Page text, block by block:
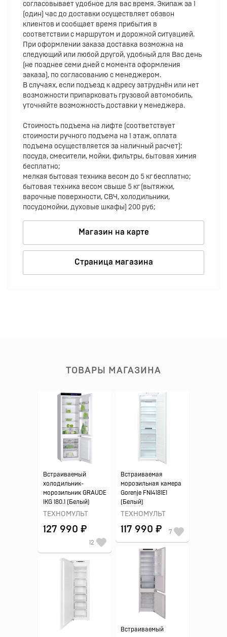
согласовывает удобное для вас время. Экипаж за 1
(один) час до доставки осуществляет обзвон
клиентов и сообщает время прибытия в
соответствии с маршрутом и дорожной ситуацией.
При оформлении заказа доставка возможна на
следующий или любой другой, удобный для Вас день
(не позднее семи дней с момента оформления
заказа), по согласованию с менеджером.
В случаях, если подъезд к адресу затруднён или нет
возможности припарковать грузовой автомобиль,
уточняйте возможность доставки у менеджера.
Стоимость подъема на лифте (соответствует
стоимости ручного подъема на 1 этаж, оплата
подъема осуществляется за наличный расчет):
посуда, смесители, мойки, фильтры, бытовая химия
бесплатно;
мелкая бытовая техника весом до 5 кг бесплатно;
бытовая техника весом свыше 5 кг (вытяжки,
варочные поверхности, СВЧ, холодильники,
посудомойки, духовые шкафы) 200 руб;
Магазин на карте
Страница магазина
ТОВАРЫ МАГАЗИНА
Встраиваемый
холодильник-
морозильник GRAUDE
IKG 180.1 (Белый)
ТЕХНОМУЛЬТ
127 990 ₽
12
Встраиваемая
морозильная камера
Gorenje FNI4181E1
(Белый)
ТЕХНОМУЛЬТ
117 990 ₽ 7
Встраиваемый